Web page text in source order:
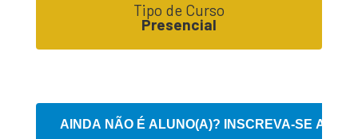
Tipo de Curso
Presencial